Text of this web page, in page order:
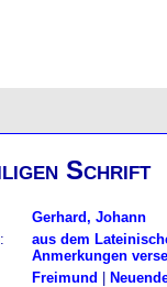
Schrift
Gerhard, Johann
aus dem
Anmerkungen
Freimund